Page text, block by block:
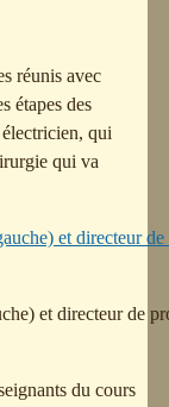
réunis avec
étapes des
qui
qui va
et directeur de
du cours